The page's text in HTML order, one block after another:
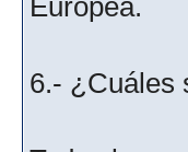
Europea.
6.- ¿Cuáles